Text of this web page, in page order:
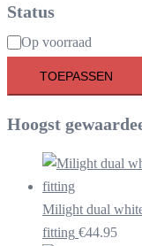
Status
Beschikbaarheid
Op voorraad
TOEPASSEN
Hoogst
Milight dual
fitting €44.95